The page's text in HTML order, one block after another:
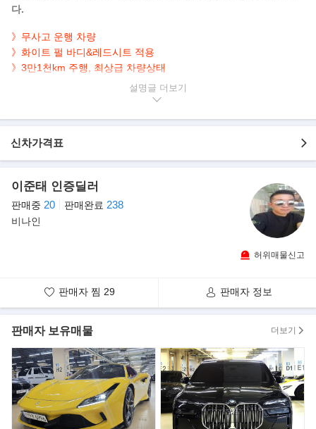
다.
》무사고 운행 차량
》화이트 펄 바디&레드시트 적용
》3만1천km 주행, 최상급 차량상태
매력적인 디자인 하드탑 경차 오픈카임을 강조
》경차혜택 적용으로 취등록세 감면, 고속도로/공영주차장 50% 할
▶본 차량상태..
- 31,466km 실주행
- 연식대비 짧은주행
- 매력적인 하드탑 컨버터블
▶코펜 특유의 앙증맞음, 다이하쓰 코펜 세로..
각기 다른 디자인 특징을 갖고 있다.
널 패키지를 구입하면 손쉽게 디자인을
바꿀 수도 있다.
코펜 세로는 1세대 코펜의 디자인을 발전시킨 모델이다. 코펜의 상
징과도 같은 원형 헤드 및 테일램프가
설명글
신차가격표
이준태 인증딜러
판매중 20 판매완료 238
비나인
허위매물신고
판매자 찜 29 판매자 정보
판매자 보유매물 더보기